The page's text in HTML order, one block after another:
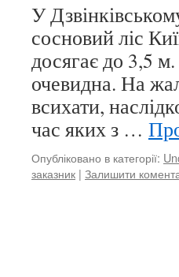
У
сосновий ліс
досягає до 3,5 м.
очевидна. На
всихати,
час яких з …
Опубліковано в категорії:
заказник | Залишити